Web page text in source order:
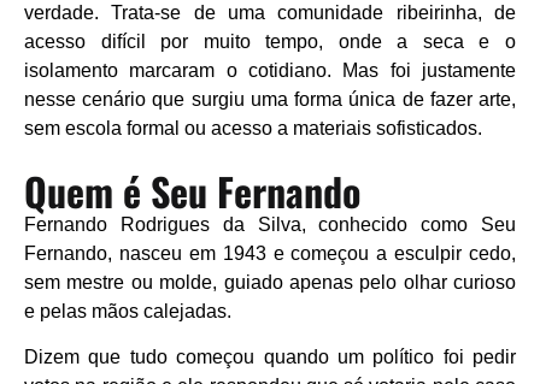
verdade. Trata-se de uma comunidade ribeirinha, de
acesso difícil por muito tempo, onde a seca e o
isolamento marcaram o cotidiano. Mas foi justamente
nesse cenário que surgiu uma forma única de fazer arte,
sem escola formal ou acesso a materiais sofisticados.
Quem é Seu Fernando
Fernando Rodrigues da Silva, conhecido como Seu
Fernando, nasceu em 1943 e começou a esculpir cedo,
sem mestre ou molde, guiado apenas pelo olhar curioso
e pelas mãos calejadas.
Dizem que tudo começou quando um político foi pedir